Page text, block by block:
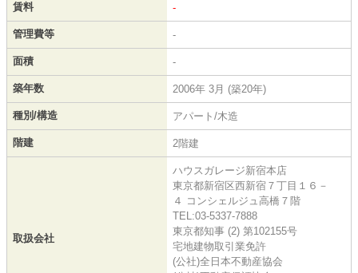
賃料 -
管理費等 -
面積 -
築年数 2006年 3月 (築20年)
種別/構造 アパート/木造
階建 2階建
取扱会社
ハウスガレージ新宿本店
東京都新宿区西新宿７丁目１６－
４ コンシェルジュ高橋７階
TEL:03-5337-7888
東京都知事 (2) 第102155号
宅地建物取引業免許
(公社)全日本不動産協会